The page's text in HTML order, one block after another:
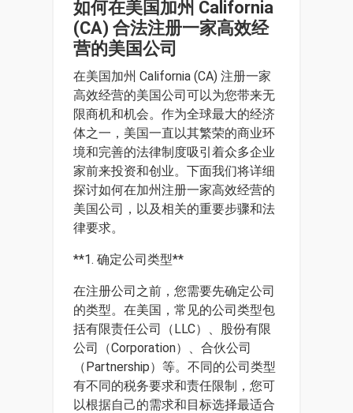
如何在美国加州 California
(CA) 合法注册一家高效经
营的美国公司
在美国加州 California (CA) 注册一家
高效经营的美国公司可以为您带来无
限商机和机会。作为全球最大的经济
体之一，美国一直以其繁荣的商业环
境和完善的法律制度吸引着众多企业
家前来投资和创业。下面我们将详细
探讨如何在加州注册一家高效经营的
美国公司，以及相关的重要步骤和法
律要求。
**1. 确定公司类型**
在注册公司之前，您需要先确定公司
的类型。在美国，常见的公司类型包
括有限责任公司（LLC）、股份有限
公司（Corporation）、合伙公司
（Partnership）等。不同的公司类型
有不同的税务要求和责任限制，您可
以根据自己的需求和目标选择最适合